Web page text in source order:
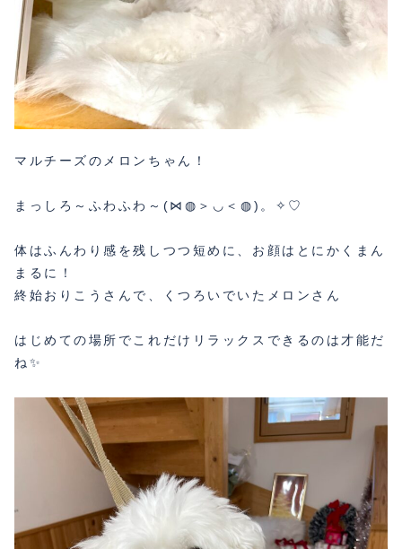
マルチーズのメロンちゃん！
まっしろ～ふわふわ～(⋈◍＞◡＜◍)。✧♡
体はふんわり感を残しつつ短めに、お顔はとにかくまん
まるに！
終始おりこうさんで、くつろいでいたメロンさん
はじめての場所でこれだけリラックスできるのは才能だ
ね✨